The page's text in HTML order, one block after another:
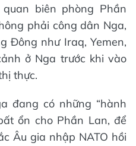
biên phòng Phần
phải công dân Nga,
Đông như Iraq, Yemen,
ở Nga trước khi vào
thực.
đang có những “hành
ổn cho Phần Lan, để
Âu gia nhập NATO hồi